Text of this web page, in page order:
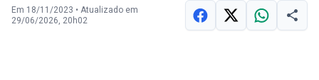
Em 18/11/2023 • Atualizado em
29/06/2026, 20h02